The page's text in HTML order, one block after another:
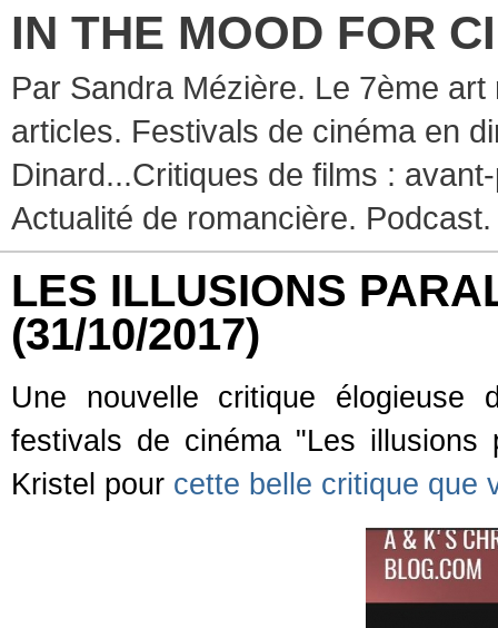
IN THE MOOD FOR
Par Sandra Mézière. Le 7ème
articles. Festivals de cinéma en
Dinard...Critiques de films :
Actualité de romancière. Podcast.
LES ILLUSIONS
(31/10/2017)
Une nouvelle critique
festivals de cinéma "Les illusions
Kristel pour cette belle critique que